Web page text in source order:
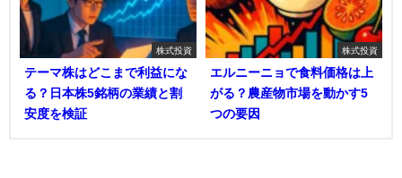
株式投資
テーマ株はどこまで利益にな
る？日本株5銘柄の業績と割
安度を検証
株式投資
エルニーニョで食料価格は上
がる？農産物市場を動かす5
つの要因